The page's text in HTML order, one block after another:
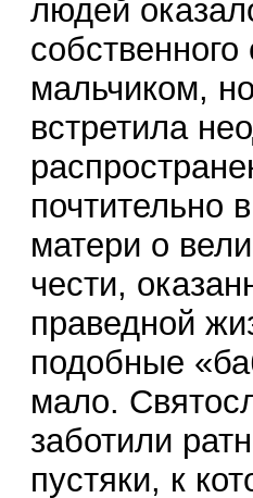
людей
мальчиком,
встретила
почтительно
матери о
чести,
праведной
подобные
мало.
заботили
пустяки, к